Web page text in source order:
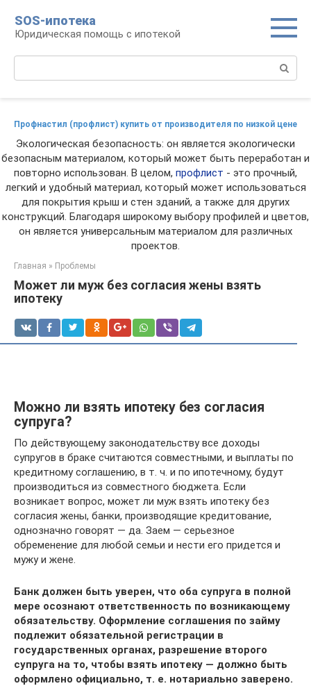
контенту
SOS-ипотека
Юридическая помощь с ипотекой
Профнастил (профлист) купить от производителя по низкой цене
Экологическая безопасность: он является экологически
безопасным материалом, который может быть переработан и
повторно использован. В целом, профлист - это прочный,
легкий и удобный материал, который может использоваться
для покрытия крыш и стен зданий, а также для других
конструкций. Благодаря широкому выбору профилей и цветов,
он является универсальным материалом для различных
проектов.
Главная » Проблемы
Может ли муж без согласия жены взять
ипотеку
Можно ли взять ипотеку без согласия
супруга?
По действующему законодательству все доходы
супругов в браке считаются совместными, и выплаты по
кредитному соглашению, в т. ч. и по ипотечному, будут
производиться из совместного бюджета. Если
возникает вопрос, может ли муж взять ипотеку без
согласия жены, банки, производящие кредитование,
однозначно говорят — да. Заем — серьезное
обременение для любой семьи и нести его придется и
мужу и жене.
Банк должен быть уверен, что оба супруга в полной
мере осознают ответственность по возникающему
обязательству. Оформление соглашения по займу
подлежит обязательной регистрации в
государственных органах, разрешение второго
супруга на то, чтобы взять ипотеку — должно быть
оформлено официально, т. е. нотариально заверено.